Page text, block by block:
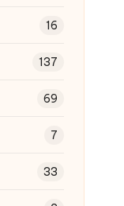
16
137
69
7
33